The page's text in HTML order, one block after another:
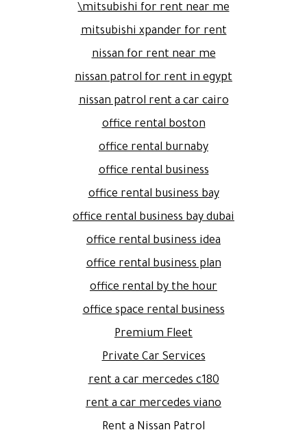
mitsubishi for rent near me\
mitsubishi xpander for rent
nissan for rent near me
nissan patrol for rent in egypt
nissan patrol rent a car cairo
office rental boston
office rental burnaby
office rental business
office rental business bay
office rental business bay dubai
office rental business idea
office rental business plan
office rental by the hour
office space rental business
Premium Fleet
Private Car Services
rent a car mercedes c180
rent a car mercedes viano
Rent a Nissan Patrol